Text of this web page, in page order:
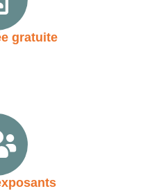
gratuite